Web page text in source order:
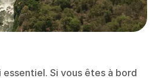
Si vous êtes à bord